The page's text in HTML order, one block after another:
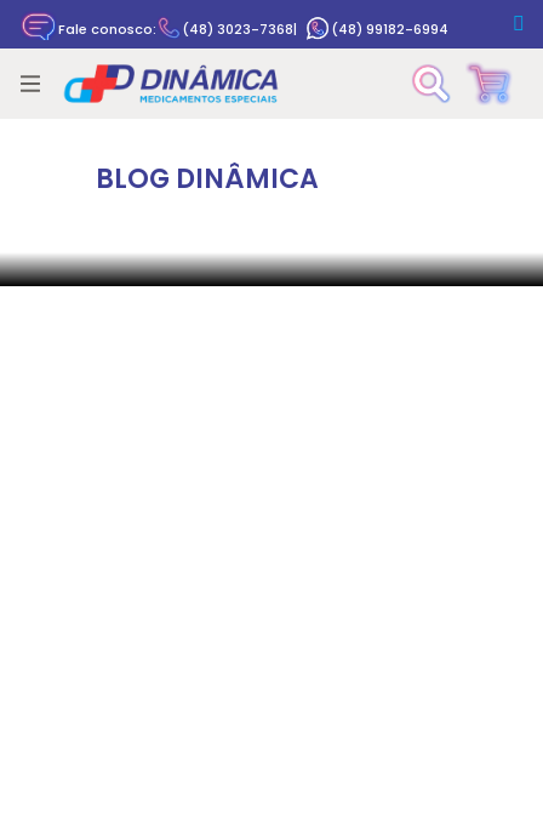
Fale conosco: (48) 3023-7368| (48) 99182-6994
Rastrear pedido
BLOG DINÂMICA
IMUNOLOGIA